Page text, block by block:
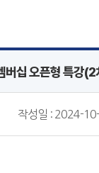
십 오픈형 특강(2
작성일 : 2024-